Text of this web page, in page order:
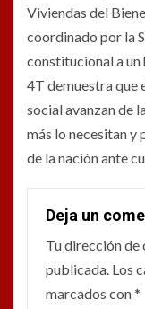
Viviendas del
coordinado por la
constitucional a un
4T demuestra que
social avanzan de
más lo necesitan
de la nación ante
Deja un
Tu dirección
publicada. Los
marcados con*